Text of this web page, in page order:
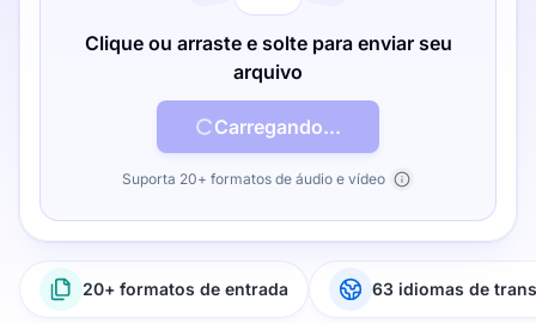
Clique ou arraste e solte para enviar seu
arquivo
Carregando...
Suporta 20+ formatos de áudio e vídeo
20+ formatos de entrada 63 idiomas de